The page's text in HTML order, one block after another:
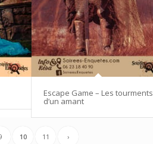
Escape Game – Les tourments
d’un amant
10 11 ›